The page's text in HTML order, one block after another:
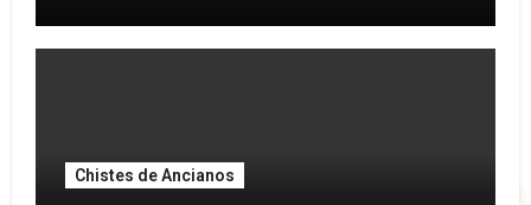
Chistes de Ancianos